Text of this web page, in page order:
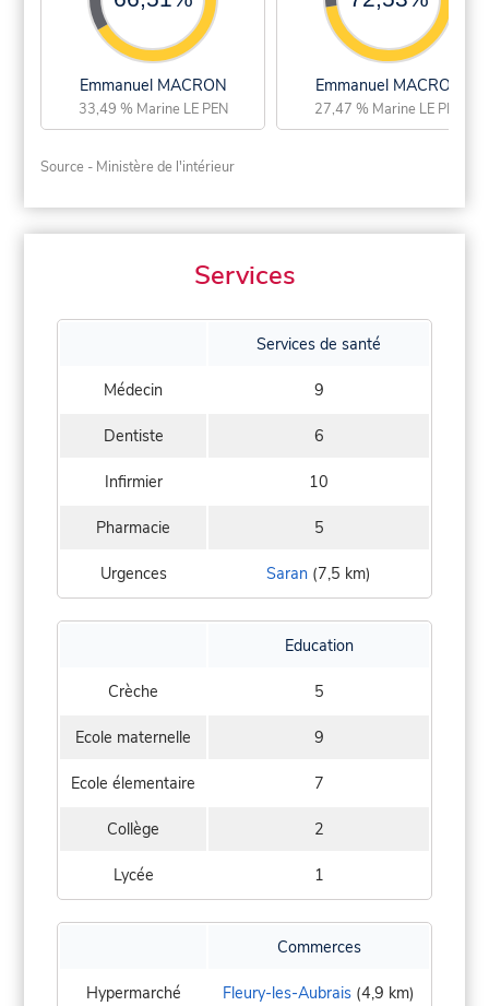
Emmanuel MACRON
33,49 % Marine LE PEN
Emmanuel MACRON
27,47 % Marine LE PEN
Source - Ministère de l'intérieur
Services
Services de santé
Médecin 9
Dentiste 6
Infirmier 10
Pharmacie 5
Urgences Saran (7,5 km)
Education
Crèche 5
Ecole maternelle 9
Ecole élementaire 7
Collège 2
Lycée 1
Commerces
Hypermarché Fleury-les-Aubrais (4,9 km)